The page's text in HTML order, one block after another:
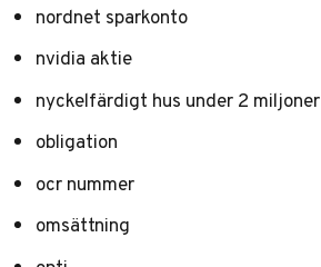
nordnet sparkonto
nvidia aktie
nyckelfärdigt hus under 2 miljoner
obligation
ocr nummer
omsättning